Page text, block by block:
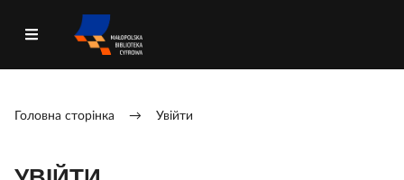
Головна сторінка → Увійти